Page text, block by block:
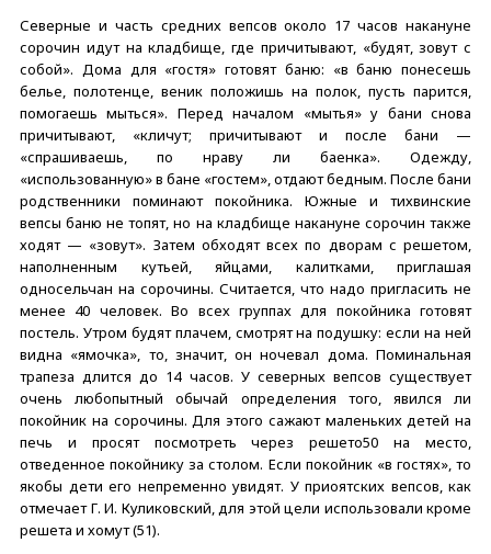
Северные и часть средних вепсов около 17 часов накануне
сорочин идут на кладбище, где причитывают, «будят, зовут с
собой». Дома для «гостя» готовят баню: «в баню понесешь
белье, полотенце, веник положишь на полок, пусть парится,
помогаешь мыться». Перед началом «мытья» у бани снова
причитывают, «кличут; причитывают и после бани —
«спрашиваешь, по нраву ли баенка». Одежду,
«использованную» в бане «гостем», отдают бедным. После бани
родственники поминают покойника. Южные и тихвинские
вепсы баню не топят, но на кладбище накануне сорочин также
ходят — «зовут». Затем обходят всех по дворам с решетом,
наполненным кутьей, яйцами, калитками, приглашая
односельчан на сорочины. Считается, что надо пригласить не
менее 40 человек. Во всех группах для покойника готовят
постель. Утром будят плачем, смотрят на подушку: если на ней
видна «ямочка», то, значит, он ночевал дома. Поминальная
трапеза длится до 14 часов. У северных вепсов существует
очень любопытный обычай определения того, явился ли
покойник на сорочины. Для этого сажают маленьких детей на
печь и просят посмотреть через решето50 на место,
отведенное покойнику за столом. Если покойник «в гостях», то
якобы дети его непременно увидят. У приоятских вепсов, как
отмечает Г. И. Куликовский, для этой цели использовали кроме
решета и хомут (51).